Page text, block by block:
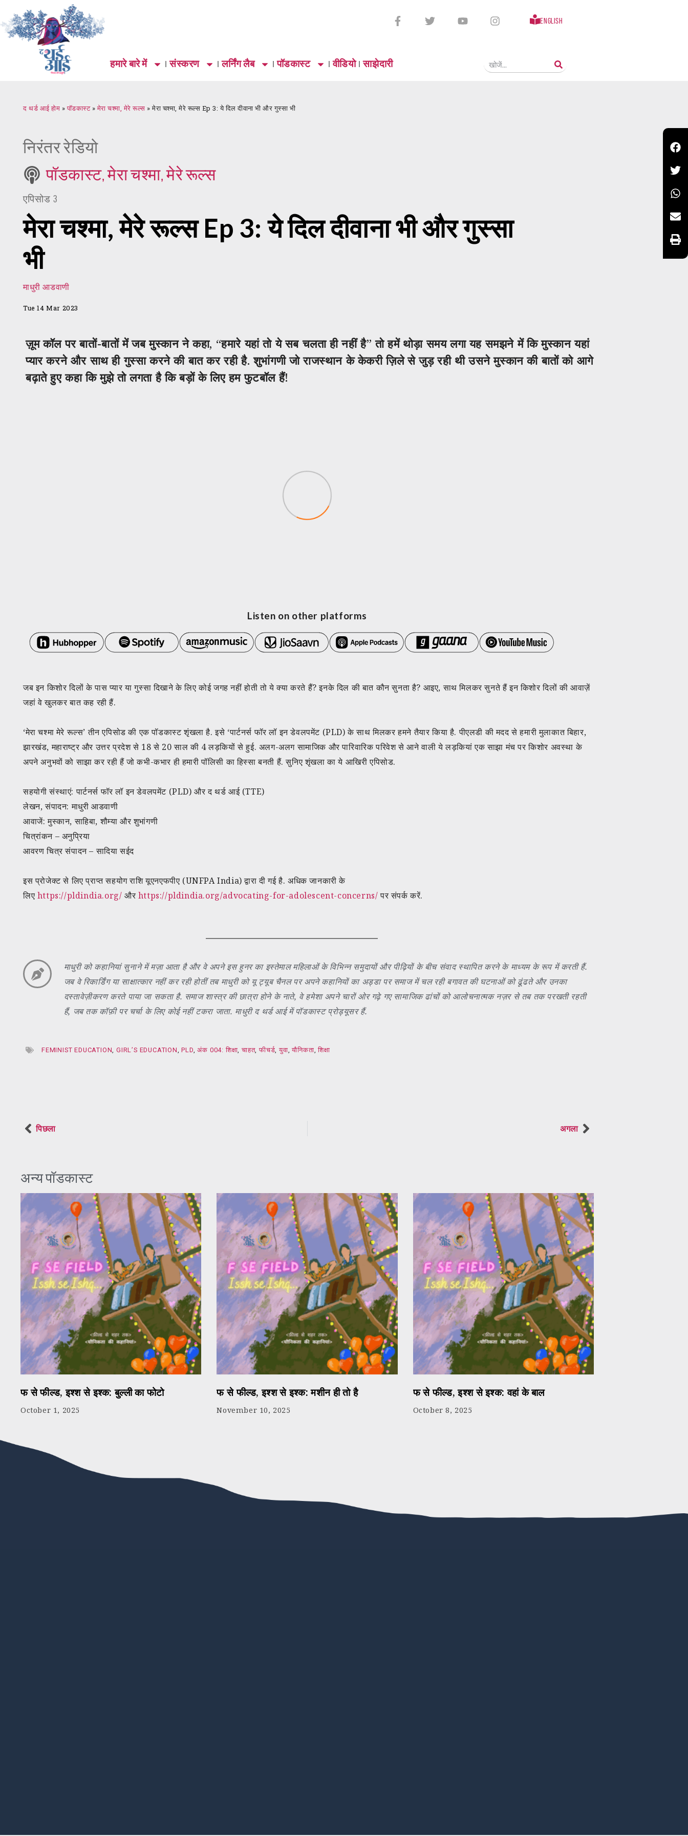
English
हमारे बारे में संस्करण लर्निंग लैब पॉडकास्ट वीडियो साझेदारी
द थर्ड आई होम »पॉडकास्ट»मेरा चश्मा, मेरे रूल्स »मेरा चश्मा, मेरे रूल्स Ep 3: ये दिल दीवाना भी और गुस्सा भी
निरंतर रेडियो
पॉडकास्ट,मेरा चश्मा, मेरे रूल्स
एपिसोड 3
मेरा चश्मा, मेरे रूल्स Ep 3: ये दिल दीवाना भी और गुस्सा
भी
माधुरी आडवाणी
Tue 14 Mar 2023
ज़ूम कॉल पर बातों-बातों में जब मुस्कान ने कहा, “हमारे यहां तो ये सब चलता ही नहीं है” तो हमें थोड़ा समय लगा यह समझने में कि मुस्कान यहां
प्यार करने और साथ ही गुस्सा करने की बात कर रही है. शुभांगणी जो राजस्थान के केकरी ज़िले से जुड़ रही थी उसने मुस्कान की बातों को आगे
बढ़ाते हुए कहा कि मुझे तो लगता है कि बड़ों के लिए हम फुटबॉल हैं!
Listen on other platforms
जब इन किशोर दिलों के पास प्यार या गुस्सा दिखाने के लिए कोई जगह नहीं होती तो ये क्या करते हैं? इनके दिल की बात कौन सुनता है? आइए, साथ मिलकर सुनते हैं इन किशोर दिलों की आवाज़ें
जहां वे खुलकर बात कह रही हैं.
‘मेरा चश्मा मेरे रूल्स’ तीन एपिसोड की एक पॉडकास्ट शृंखला है. इसे ‘पार्टनर्स फॉर लॉ इन डेवलपमेंट (PLD) के साथ मिलकर हमने तैयार किया है. पीएलडी की मदद से हमारी मुलाकात बिहार,
झारखंड, महाराष्ट्र और उत्तर प्रदेश से 18 से 20 साल की 4 लड़कियों से हुई. अलग-अलग सामाजिक और पारिवारिक परिवेश से आने वाली ये लड़कियां एक साझा मंच पर किशोर अवस्था के
अपने अनुभवों को साझा कर रही हैं जो कभी-कभार ही हमारी पॉलिसी का हिस्सा बनती हैं. सुनिए शृंखला का ये आखिरी एपिसोड.
सहयोगी संस्थाएं: पार्टनर्स फॉर लॉ इन डेवलपमेंट (PLD) और द थर्ड आई (TTE)
लेखन, संपादन: माधुरी आडवाणी
आवाजें: मुस्कान, साहिबा, शौम्या और शुभांगणी
चित्रांकन – अनुप्रिया
आवरण चित्र संपादन – सादिया सईद
इस प्रोजेक्ट से लिए प्राप्त सहयोग राशि यूएनएफपीए (UNFPA India) द्वारा दी गई है. अधिक जानकारी के
लिए https://pldindia.org/ और https://pldindia.org/advocating-for-adolescent-concerns/पर संपर्क करें.
माधुरी को कहानियां सुनाने में मज़ा आता है और वे अपने इस हुनर का इस्तेमाल महिलाओं के विभिन्न समुदायों और पीढ़ियों के बीच संवाद स्थापित करने के माध्यम के रूप में करती हैं.
जब वे रिकार्डिंग या साक्षात्कार नहीं कर रही होतीं तब माधुरी को यू ट्यूब चैनल पर अपने कहानियों का अड्डा पर समाज में चल रही बगावत की घटनाओं को ढूंढते और उनका
दस्तावेज़ीकरण करते पाया जा सकता है. समाज शास्त्र की छात्रा होने के नाते, वे हमेशा अपने चारों ओर गढ़े गए सामाजिक ढांचों को आलोचनात्मक नज़र से तब तक परखती रहती
हैं, जब तक कॉफ़ी पर चर्चा के लिए कोई नहीं टकरा जाता. माधुरी द थर्ड आई में पॉडकास्ट प्रोड्यूसर हैं.
FEMINIST EDUCATION,GIRL’S EDUCATION,PLD,अंक 004: शिक्षा,चाहत,फीचर्ड,युवा,यौनिकता,शिक्षा
पिछला अगला
अन्य पॉडकास्ट
फ से फील्ड, इश्श से इश्क: बुल्ली का फोटो
October 1, 2025
फ से फील्ड, इश्श से इश्क: मशीन ही तो है
November 10, 2025
फ से फील्ड, इश्श से इश्क: वहां के बाल
October 8, 2025